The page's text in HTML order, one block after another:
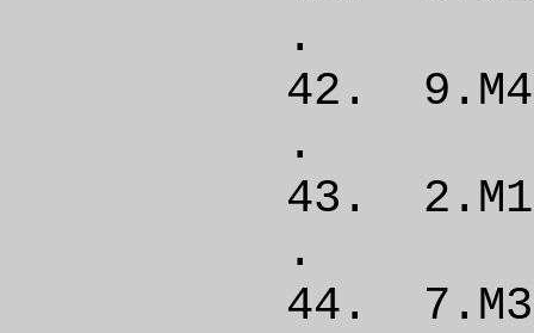
.
42.
.
43.
.
44.